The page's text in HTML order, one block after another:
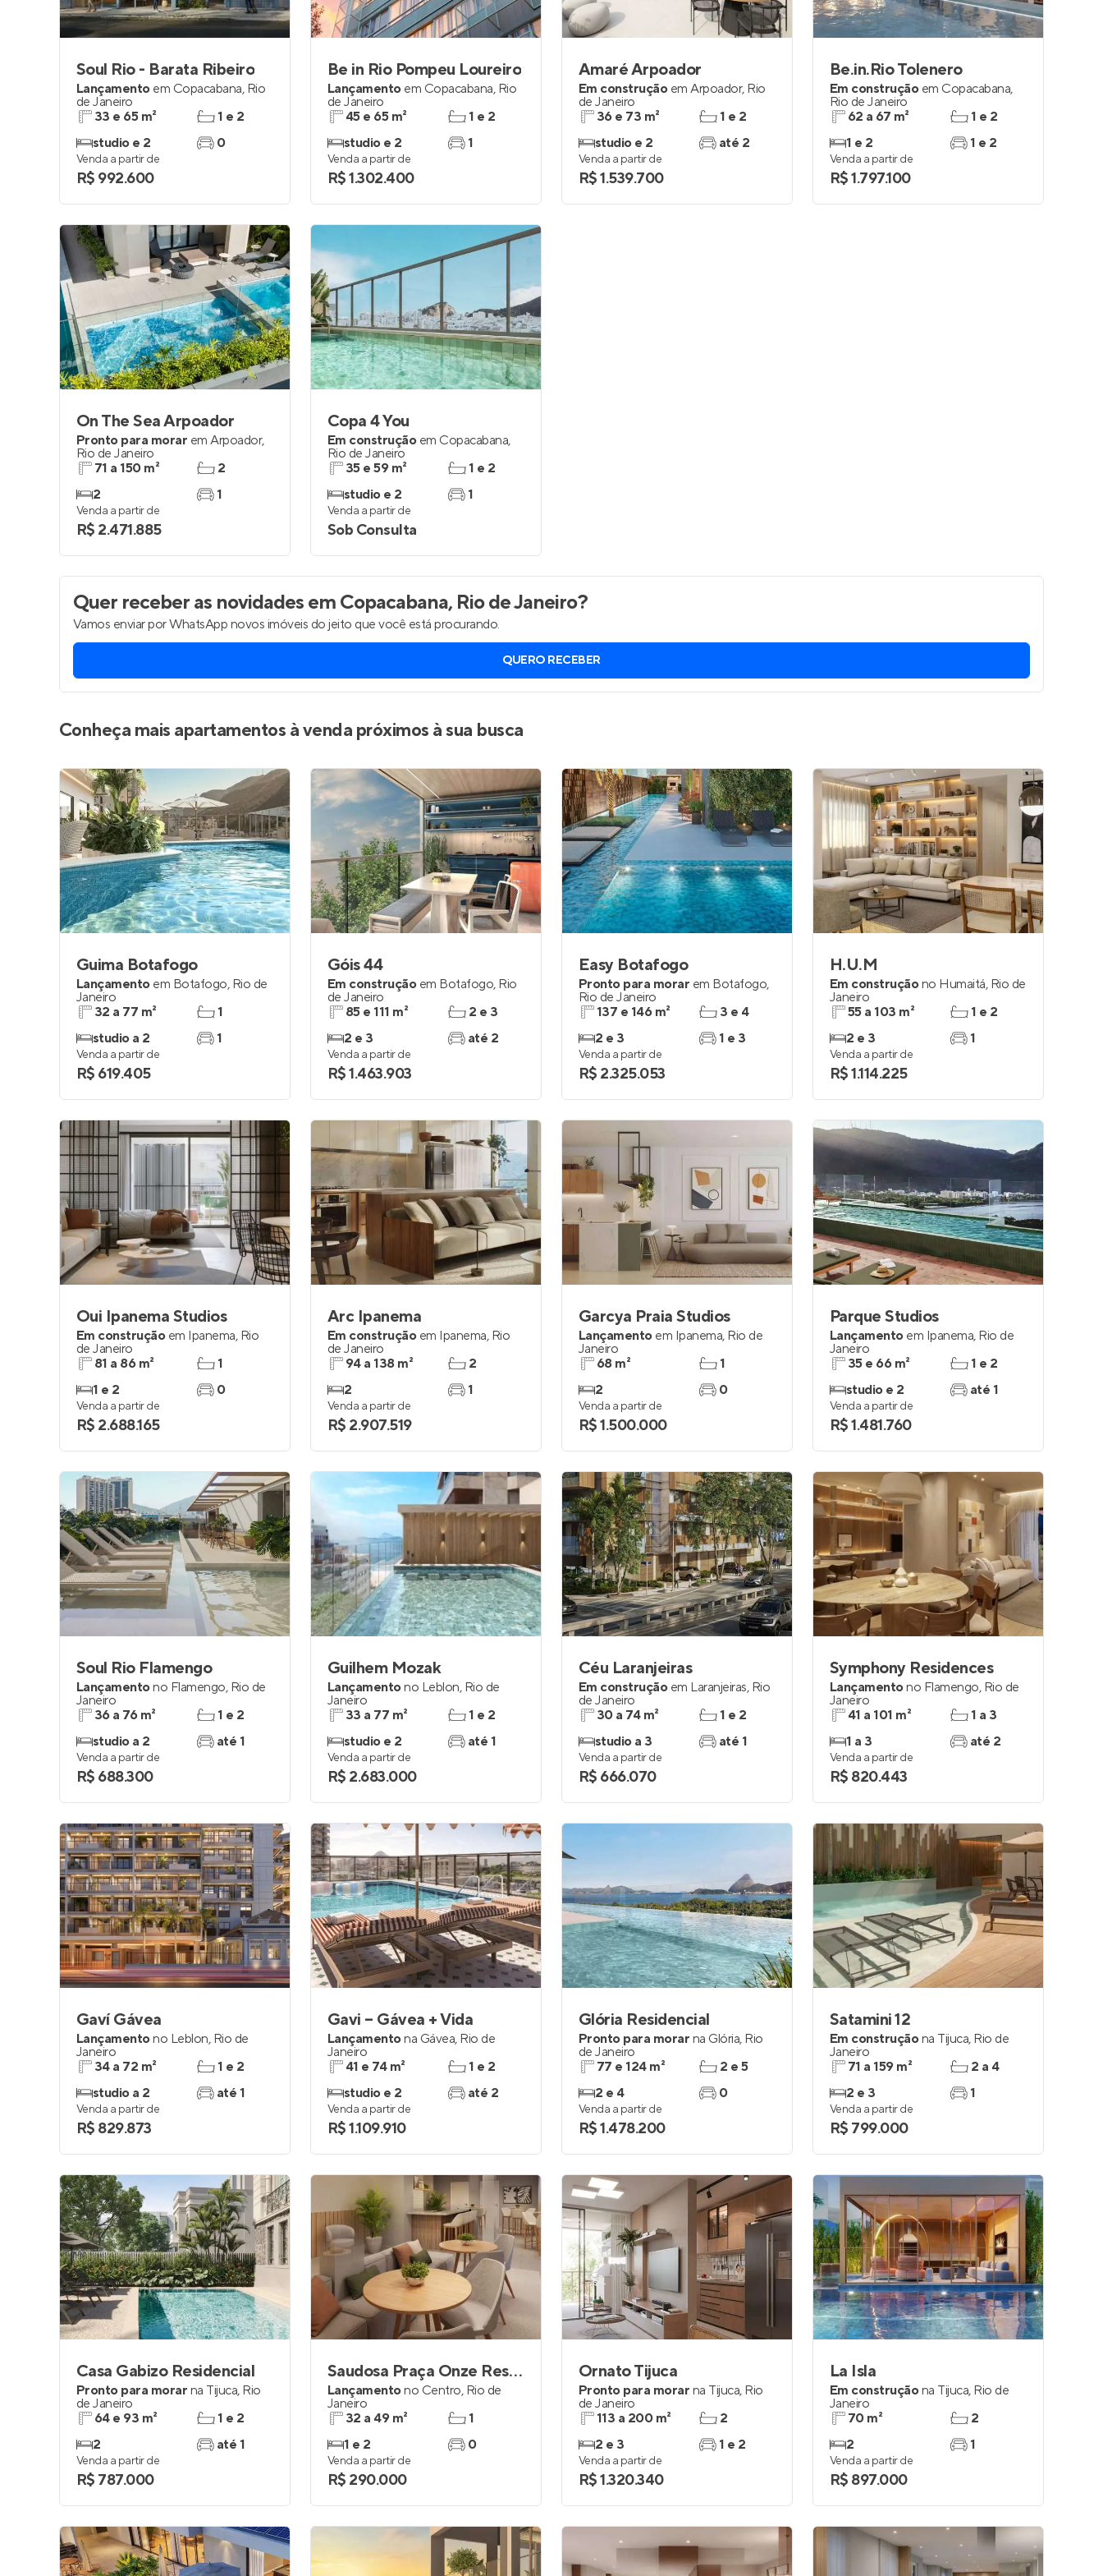
Entrar no Apto
Soul Rio - Barata Ribeiro
Lançamento em Copacabana, Rio
de Janeiro
33 e 65 m²
studio e 2
1 e 2
0
Venda a partir de
R$ 992.600
Be in Rio Pompeu Loureiro
Lançamento em Copacabana, Rio
de Janeiro
45 e 65 m²
studio e 2
1 e 2
1
Venda a partir de
R$ 1.302.400
Amaré Arpoador
Em construção em Arpoador, Rio
de Janeiro
36 e 73 m²
studio e 2
1 e 2
até 2
Venda a partir de
R$ 1.539.700
Be.in.Rio Tolenero
Em construção em Copacabana,
Rio de Janeiro
62 a 67 m²
1 e 2
1 e 2
1 e 2
Venda a partir de
R$ 1.797.100
On The Sea Arpoador
Pronto para morar em Arpoador,
Rio de Janeiro
71 a 150 m²
2
2
1
Venda a partir de
R$ 2.471.885
Copa 4 You
Em construção em Copacabana,
Rio de Janeiro
35 e 59 m²
studio e 2
1 e 2
1
Venda a partir de
Sob Consulta
Quer receber as novidadesem Copacabana, Rio de Janeiro?
Vamos enviar por WhatsApp novos imóveis do jeito que você está procurando.
QUERO RECEBER
Conheça mais apartamentos à venda próximos à sua busca
Guima Botafogo
Lançamento em Botafogo, Rio de
Janeiro
32 a 77 m²
studio a 2
1
1
Venda a partir de
R$ 619.405
Góis 44
Em construção em Botafogo, Rio
de Janeiro
85 e 111 m²
2 e 3
2 e 3
até 2
Venda a partir de
R$ 1.463.903
Easy Botafogo
Pronto para morar em Botafogo,
Rio de Janeiro
137 e 146 m²
2 e 3
3 e 4
1 e 3
Venda a partir de
R$ 2.325.053
H.U.M
Em construçãono Humaitá, Rio de
Janeiro
55 a 103 m²
2 e 3
1 e 2
1
Venda a partir de
R$ 1.114.225
Oui Ipanema Studios
Em construção em Ipanema, Rio
de Janeiro
81 a 86 m²
1 e 2
1
0
Venda a partir de
R$ 2.688.165
Arc Ipanema
Em construção em Ipanema, Rio
de Janeiro
94 a 138 m²
2
2
1
Venda a partir de
R$ 2.907.519
Garcya Praia Studios
Lançamento em Ipanema, Rio de
Janeiro
68 m²
2
1
0
Venda a partir de
R$ 1.500.000
Parque Studios
Lançamento em Ipanema, Rio de
Janeiro
35 e 66 m²
studio e 2
1 e 2
até 1
Venda a partir de
R$ 1.481.760
Soul Rio Flamengo
Lançamentono Flamengo, Rio de
Janeiro
36 a 76 m²
studio a 2
1 e 2
até 1
Venda a partir de
R$ 688.300
Guilhem Mozak
Lançamentono Leblon, Rio de
Janeiro
33 a 77 m²
studio e 2
1 e 2
até 1
Venda a partir de
R$ 2.683.000
Céu Laranjeiras
Em construção em Laranjeiras, Rio
de Janeiro
30 a 74 m²
studio a 3
1 e 2
até 1
Venda a partir de
R$ 666.070
Symphony Residences
Lançamentono Flamengo, Rio de
Janeiro
41 a 101 m²
1 a 3
1 a 3
até 2
Venda a partir de
R$ 820.443
Gaví Gávea
Lançamentono Leblon, Rio de
Janeiro
34 a 72 m²
studio a 2
1 e 2
até 1
Venda a partir de
R$ 829.873
Gavi – Gávea + Vida
Lançamentona Gávea, Rio de
Janeiro
41 e 74 m²
studio e 2
1 e 2
até 2
Venda a partir de
R$ 1.109.910
Glória Residencial
Pronto para morar na Glória, Rio
de Janeiro
77 e 124 m²
2 e 4
2 e 5
0
Venda a partir de
R$ 1.478.200
Satamini 12
Em construçãona Tijuca, Rio de
Janeiro
71 a 159 m²
2 e 3
2 a 4
1
Venda a partir de
R$ 799.000
Casa Gabizo Residencial
Pronto para morar na Tijuca, Rio
de Janeiro
64 e 93 m²
2
1 e 2
até 1
Venda a partir de
R$ 787.000
Saudosa Praça Onze Residencial
Lançamentono Centro, Rio de
Janeiro
32 a 49 m²
1 e 2
1
0
Venda a partir de
R$ 290.000
Ornato Tijuca
Pronto para morar na Tijuca, Rio
de Janeiro
113 a 200 m²
2 e 3
2
1 e 2
Venda a partir de
R$ 1.320.340
La Isla
Em construçãona Tijuca, Rio de
Janeiro
70 m²
2
2
1
Venda a partir de
R$ 897.000